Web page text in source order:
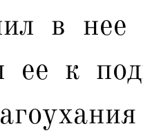
в нее
ее к